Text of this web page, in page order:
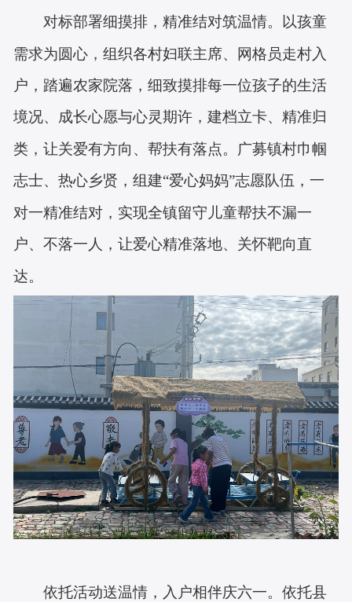
对标部署细摸排，精准结对筑温情。以孩童
需求为圆心，组织各村妇联主席、网格员走村入
户，踏遍农家院落，细致摸排每一位孩子的生活
境况、成长心愿与心灵期许，建档立卡、精准归
类，让关爱有方向、帮扶有落点。广募镇村巾帼
志士、热心乡贤，组建“爱心妈妈”志愿队伍，一
对一精准结对，实现全镇留守儿童帮扶不漏一
户、不落一人，让爱心精准落地、关怀靶向直
达。
依托活动送温情，入户相伴庆六一。依托县